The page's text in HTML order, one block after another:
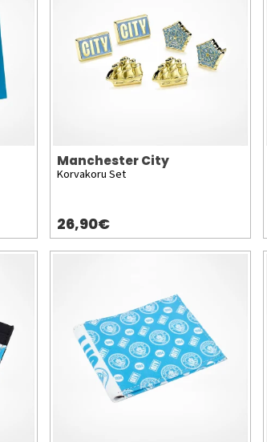
Manchester City
Korvakoru Set
26,90€